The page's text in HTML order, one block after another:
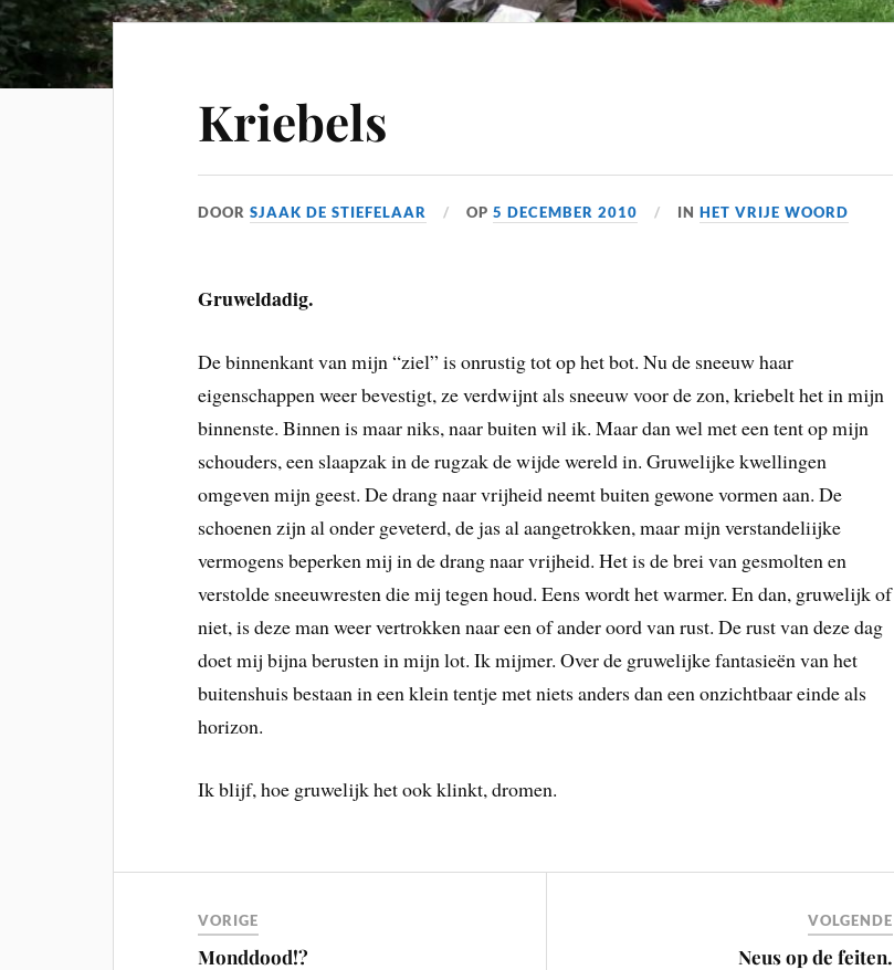
Kriebels
DOORSJAAK DE STIEFELAAR OP5 DECEMBER 2010 INHET VRIJE WOORD
Gruweldadig.
De binnenkant van mijn “ziel” is onrustig tot op het bot. Nu de sneeuw haar
eigenschappen weer bevestigt, ze verdwijnt als sneeuw voor de zon, kriebelt het in mijn
binnenste. Binnen is maar niks, naar buiten wil ik. Maar dan wel met een tent op mijn
schouders, een slaapzak in de rugzak de wijde wereld in. Gruwelijke kwellingen
omgeven mijn geest. De drang naar vrijheid neemt buiten gewone vormen aan. De
schoenen zijn al onder geveterd, de jas al aangetrokken, maar mijn verstandeliijke
vermogens beperken mij in de drang naar vrijheid. Het is de brei van gesmolten en
verstolde sneeuwresten die mij tegen houd. Eens wordt het warmer. En dan, gruwelijk of
niet, is deze man weer vertrokken naar een of ander oord van rust. De rust van deze dag
doet mij bijna berusten in mijn lot. Ik mijmer. Over de gruwelijke fantasieën van het
buitenshuis bestaan in een klein tentje met niets anders dan een onzichtbaar einde als
horizon.
Ik blijf, hoe gruwelijk het ook klinkt, dromen.
VORIGE
Monddood!?
VOLGENDE
Neus op de feiten.